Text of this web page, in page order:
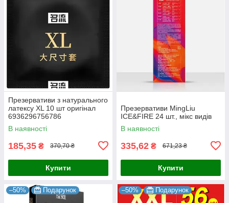
Презервативи з натурального
латексу XL 10 шт оригінал
6936296756786
В наявності
185,35 ₴ 370,70 ₴
Купити
Презервативи MingLiu
ICE&FIRE 24 шт., мікс видів
В наявності
335,62 ₴ 671,23 ₴
Купити
–50% Подарунок –50% Подарунок